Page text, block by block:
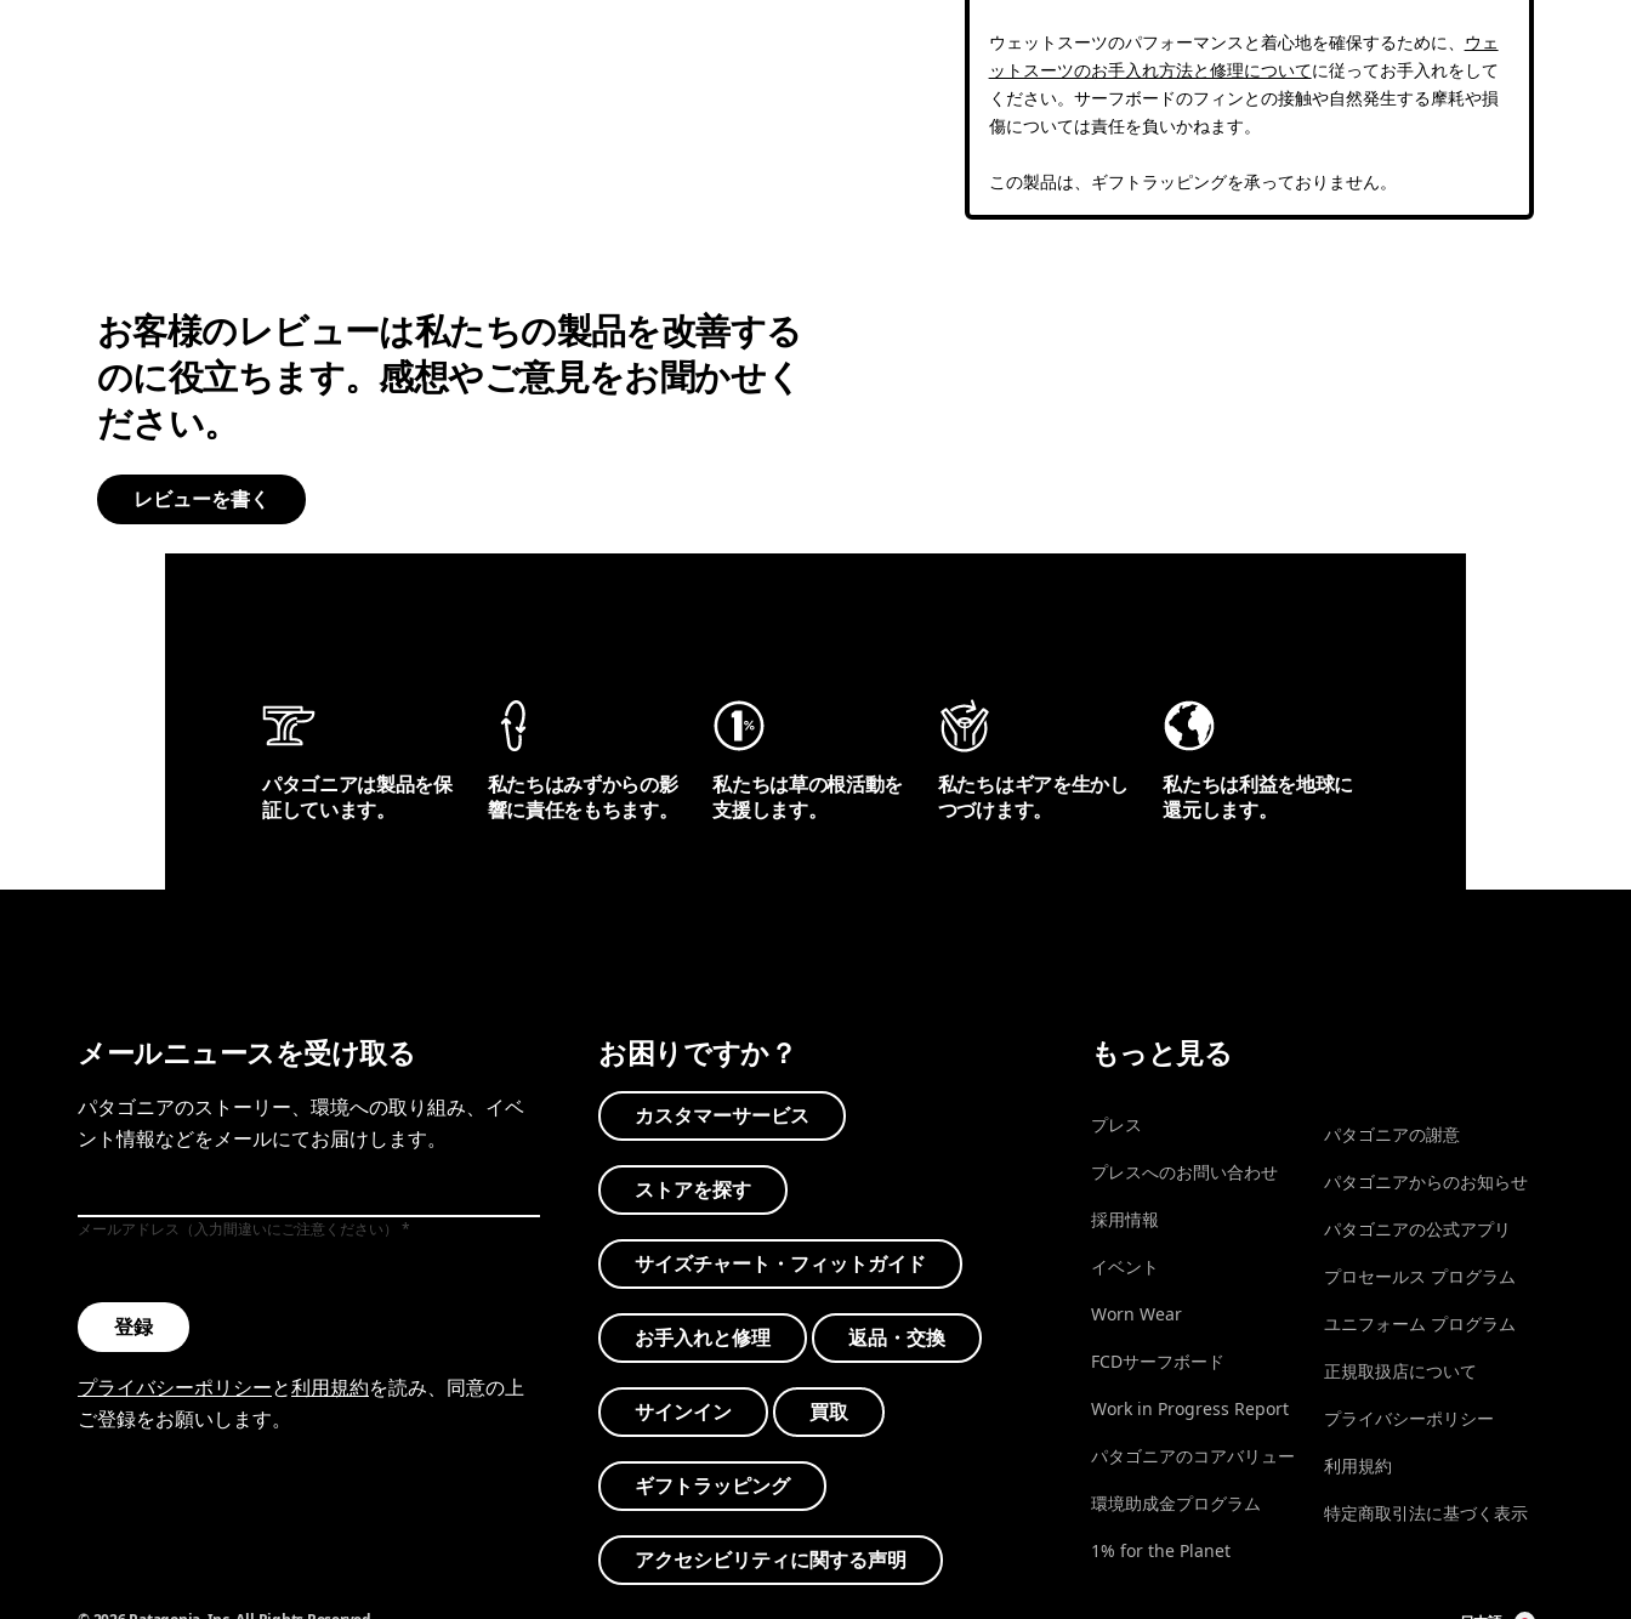
ウェットスーツのパフォーマンスと着心地を確保するために、 ウェ
ットスーツのお手入れ方法と修理についてに従ってお手入れをして
ください。サーフボードのフィンとの接触や自然発生する摩耗や損
傷については責任を負いかねます。
この製品は、ギフトラッピングを承っておりません。
お客様のレビューは私たちの製品を改善する
のに役立ちます。感想やご意見をお聞かせく
ださい。
レビューを書く
パタゴニアは製品を保
証しています。
私たちはみずからの影
響に責任をもちます。
私たちは草の根活動を
支援します。
私たちはギアを生かし
つづけます。
私たちは利益を地球に
還元します。
メールニュースを受け取る
パタゴニアのストーリー、環境への取り組み、イベ
ント情報などをメールにてお届けします。
メールアドレス（入力間違いにご注意ください）
登録
プライバシーポリシーと利用規約を読み、同意の上
ご登録をお願いします。
お困りですか？
カスタマーサービス
ストアを探す
サイズチャート・フィットガイド
お手入れと修理 返品・交換
サインイン 買取
ギフトラッピング
アクセシビリティに関する声明
もっと見る
プレス
プレスへのお問い合わせ
採用情報
イベント
Worn Wear
FCDサーフボード
Work in Progress Report
パタゴニアのコアバリュー
環境助成金プログラム
1% for the Planet
パタゴニアの謝意
パタゴニアからのお知らせ
パタゴニアの公式アプリ
プロセールス プログラム
ユニフォーム プログラム
正規取扱店について
プライバシーポリシー
利用規約
特定商取引法に基づく表示